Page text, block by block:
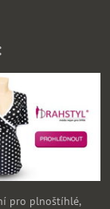
pro plnoštíhlé,